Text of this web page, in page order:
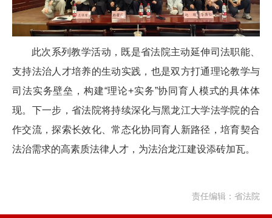
此次系列教学活动，既是省法院主动延伸司法职能、
支持法治人才培养的生动实践，也是双方打通理论教学与
司法实务壁垒，构建“理论+实务”协同育人模式的具体体
现。下一步，省法院将持续深化与黑龙江大学法学院的合
作交流，探索长效化、常态化协同育人新路径，培育契合
法治需求的高素质法律人才，为法治龙江建设添砖加瓦。
责任编辑：省法院